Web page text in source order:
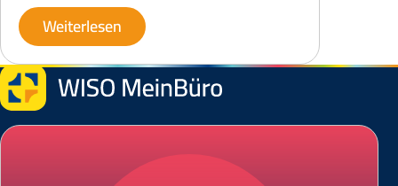
Weiterlesen